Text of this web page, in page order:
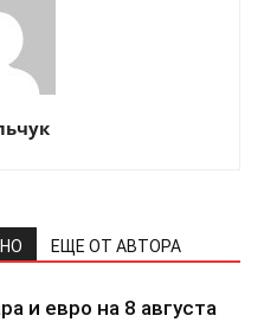
ЕЩЕ ОТ АВТОРА
и евро на 8 августа